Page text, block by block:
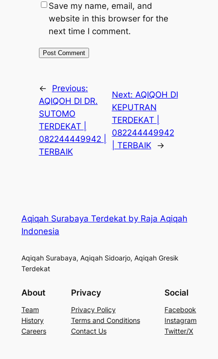
Save my name, email, and
website in this browser for the
next time I comment.
←
Previous:
AQIQOH DI DR.
SUTOMO
TERDEKAT |
082244449942 |
TERBAIK
Next: AQIQOH DI
KEPUTRAN
TERDEKAT |
082244449942
| TERBAIK
→
Aqiqah Surabaya Terdekat by Raja Aqiqah
Indonesia
Aqiqah Surabaya, Aqiqah Sidoarjo, Aqiqah Gresik
Terdekat
About
Team
History
Careers
Privacy
Privacy Policy
Terms and Conditions
Contact Us
Social
Facebook
Instagram
Twitter/X